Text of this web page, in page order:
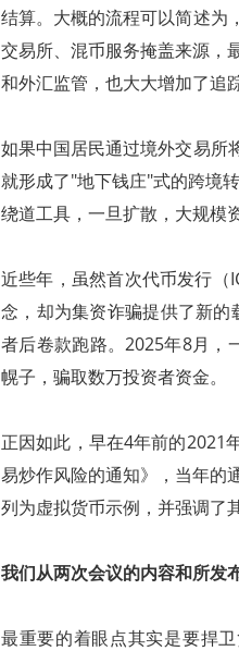
结算。大概的流程可以简述为
交易所、混币服务掩盖来源，
和外汇监管，也大大增加了追
如果中国居民通过境外交易所
就形成了"地下钱庄"式的跨境
绕道工具，一旦扩散，大规模
近些年，虽然首次代币发行（
念，却为集资诈骗提供了新
者后卷款跑路。2025年8月，
幌子，骗取数万投资者资金。
正因如此，早在4年前的2021
易炒作风险的通知》，当年的
列为虚拟货币示例，并强调了
我们从两次会议的内容和所发
最重要的着眼点其实是要捍